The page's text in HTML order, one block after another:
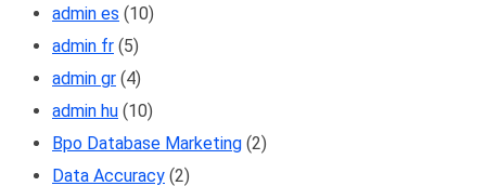
admin es (10)
admin fr (5)
admin gr (4)
admin hu (10)
Bpo Database Marketing (2)
Data Accuracy (2)